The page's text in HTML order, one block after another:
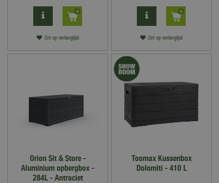
Zet op verlanglijst Zet op verlanglijst
Orion Sit & Store -
Aluminium opbergbox -
284L - Antraciet
Toomax Kussenbox
Dolomiti - 410 L